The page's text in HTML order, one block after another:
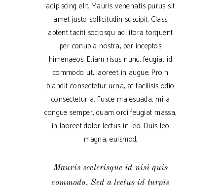
adipiscing elit. Mauris venenatis purus sit
amet justo sollicitudin suscipit. Class
aptent taciti sociosqu ad litora torquent
per conubia nostra, per inceptos
himenaeos. Etiam risus nunc, feugiat id
commodo ut, laoreet in augue. Proin
blandit consectetur urna, at facilisis odio
consectetur a. Fusce malesuada, mi a
congue semper, quam orci feugiat massa,
in laoreet dolor lectus in leo. Duis leo
magna, euismod.
Mauris scelerisque id nisi quis
commodo. Sed a lectus id turpis